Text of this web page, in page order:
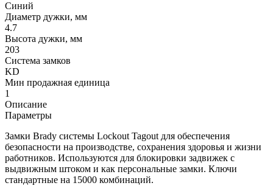
Синий
Диаметр дужки, мм
4.7
Высота дужки, мм
203
Система замков
KD
Мин продажная единица
1
Описание
Параметры
Замки Brady системы Lockout Tagout для обеспечения
безопасности на производстве, сохранения здоровья и жизни
работников. Используются для блокировки задвижек с
выдвижным штоком и как персональные замки. Ключи
стандартные на 15000 комбинаций.